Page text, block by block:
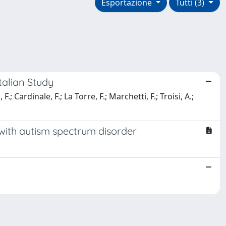
Tutti (3)
Esportazione
Study
Cardinale, F.; La Torre, F.; Marchetti, F.; Troisi, A.;
autism spectrum disorder